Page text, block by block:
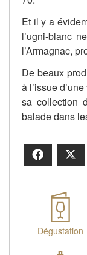
Et il y a
l’ugni-blanc
l’Armagnac,
De beaux
à l’issue
sa collection
balade dans
Facebook
Dégustation